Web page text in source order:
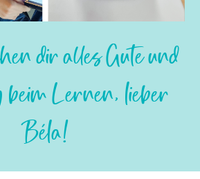
dir alles Gute und
beim Lernen, lieber
Béla!